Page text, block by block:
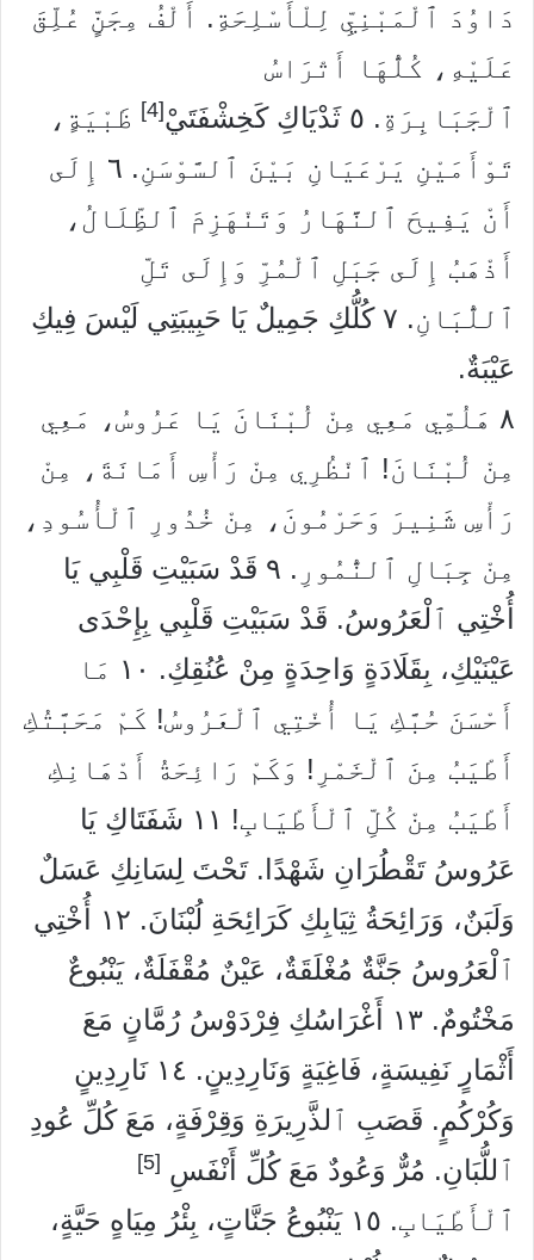
دَاوُدَ ٱلْمَبْنِيِّ لِلْأَسْلِحَةِ. أَلْفُ مِجَنٍّ عُلِّقَ
عَلَيْهِ، كُلُّهَا أَتْرَاسُ
ٱلْجَبَابِرَةِ. ٥ ثَدْيَاكِ كَخِشْفَتَيْ[4]
ظَبْيَةٍ،
تَوْأَمَيْنِ يَرْعَيَانِ بَيْنَ ٱلسَّوْسَنِ. ٦ إِلَى
أَنْ يَفِيحَ ٱلنَّهَارُ وَتَنْهَزِمَ ٱلظِّلَالُ،
أَذْهَبُ إِلَى جَبَلِ ٱلْمُرِّ وَإِلَى تَلِّ
ٱللُّبَانِ. ٧ كُلُّكِ جَمِيلٌ يَا حَبِيبَتِي لَيْسَ فِيكِ
عَيْبَةٌ.
٨ هَلُمِّي مَعِي مِنْ لُبْنَانَ يَا عَرُوسُ، مَعِي
مِنْ لُبْنَانَ! ٱنْظُرِي مِنْ رَأْسِ أَمَانَةَ، مِنْ
رَأْسِ شَنِيرَ وَحَرْمُونَ، مِنْ خُدُورِ ٱلْأُسُودِ،
مِنْ جِبَالِ ٱلنُّمُورِ. ٩ قَدْ سَبَيْتِ قَلْبِي يَا
أُخْتِي ٱلْعَرُوسُ. قَدْ سَبَيْتِ قَلْبِي بِإِحْدَى
عَيْنَيْكِ، بِقَلَادَةٍ وَاحِدَةٍ مِنْ عُنُقِكِ. ١٠ مَا
أَحْسَنَ حُبَّكِ يَا أُخْتِي ٱلْعَرُوسُ! كَمْ مَحَبَّتُكِ
أَطْيَبُ مِنَ ٱلْخَمْرِ! وَكَمْ رَائِحَةُ أَدْهَانِكِ
أَطْيَبُ مِنْ كُلِّ ٱلْأَطْيَابِ! ١١ شَفَتَاكِ يَا
عَرُوسُ تَقْطُرَانِ شَهْدًا. تَحْتَ لِسَانِكِ عَسَلٌ
وَلَبَنٌ، وَرَائِحَةُ ثِيَابِكِ كَرَائِحَةِ لُبْنَانَ. ١٢
أُخْتِي
ٱلْعَرُوسُ جَنَّةٌ مُغْلَقَةٌ، عَيْنٌ مُقْفَلَةٌ، يَنْبُوعٌ
مَخْتُومٌ. ١٣
أَغْرَاسُكِ فِرْدَوْسُ رُمَّانٍ مَعَ
أَثْمَارٍ نَفِيسَةٍ، فَاغِيَةٍ وَنَارِدِينٍ. ١٤ نَارِدِينٍ
وَكُرْكُمٍ. قَصَبِ ٱلذَّرِيرَةِ وَقِرْفَةٍ، مَعَ كُلِّ عُودِ
ٱللُّبَانِ. مُرٌّ وَعُودٌ مَعَ كُلِّ أَنْفَسِ [5]
ٱلْأَطْيَابِ. ١٥ يَنْبُوعُ جَنَّاتٍ، بِئْرُ مِيَاهٍ حَيَّةٍ،